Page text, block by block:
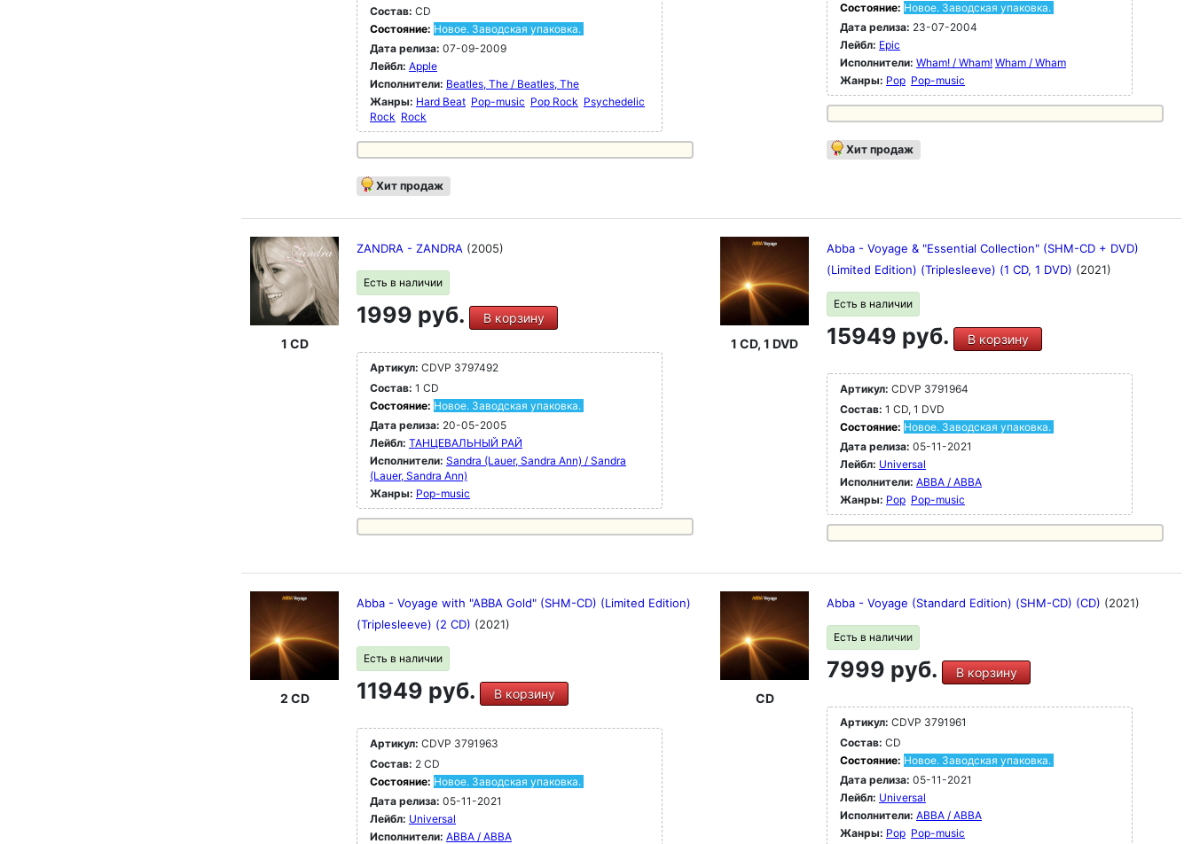
Состав: CD
Состояние: Новое. Заводская упаковка.
Дата релиза: 07-09-2009
Лейбл: Apple
Исполнители: Beatles, The / Beatles, The
Жанры: Hard Beat Pop-music Pop Rock Psychedelic
Rock Rock
Хит продаж
Состояние: Новое. Заводская упаковка.
Дата релиза: 23-07-2004
Лейбл: Epic
Исполнители: Wham! / Wham! Wham / Wham
Жанры: Pop Pop-music
Хит продаж
1 CD
ZANDRA - ZANDRA (2005)
Есть в наличии
1999 руб. В корзину
Артикул: CDVP 3797492
Состав: 1 CD
Состояние: Новое. Заводская упаковка.
Дата релиза: 20-05-2005
Лейбл: ТАНЦЕВАЛЬНЫЙ РАЙ
Исполнители: Sandra (Lauer, Sandra Ann) / Sandra
(Lauer, Sandra Ann)
Жанры: Pop-music
1 CD, 1 DVD
Abba - Voyage & "Essential Collection" (SHM-CD + DVD)
(Limited Edition) (Triplesleeve) (1 CD, 1 DVD) (2021)
Есть в наличии
15949 руб. В корзину
Артикул: CDVP 3791964
Состав: 1 CD, 1 DVD
Состояние: Новое. Заводская упаковка.
Дата релиза: 05-11-2021
Лейбл: Universal
Исполнители: ABBA / ABBA
Жанры: Pop Pop-music
2 CD
Abba - Voyage with "ABBA Gold" (SHM-CD) (Limited Edition)
(Triplesleeve) (2 CD) (2021)
Есть в наличии
11949 руб. В корзину
Артикул: CDVP 3791963
Состав: 2 CD
Состояние: Новое. Заводская упаковка.
Дата релиза: 05-11-2021
Лейбл: Universal
Исполнители: ABBA / ABBA
CD
Abba - Voyage (Standard Edition) (SHM-CD) (CD) (2021)
Есть в наличии
7999 руб. В корзину
Артикул: CDVP 3791961
Состав: CD
Состояние: Новое. Заводская упаковка.
Дата релиза: 05-11-2021
Лейбл: Universal
Исполнители: ABBA / ABBA
Жанры: Pop Pop-music